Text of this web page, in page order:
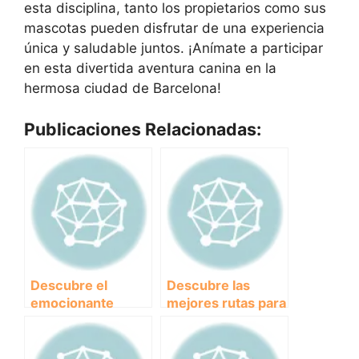
esta disciplina, tanto los propietarios como sus
mascotas pueden disfrutar de una experiencia
única y saludable juntos. ¡Anímate a participar
en esta divertida aventura canina en la
hermosa ciudad de Barcelona!
Publicaciones Relacionadas:
Descubre el
emocionante
mundo del
Canicross en
Sevilla: ¡Una
Descubre las
mejores rutas para
practicar
Canicross en
Málaga